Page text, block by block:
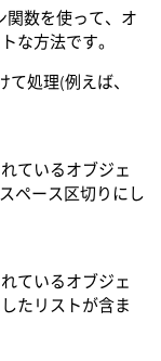
関数を使って、オ
な方法です。
処理(例えば、
ているオブジェ
ペース区切りにし
ているオブジェ
たリストが含ま